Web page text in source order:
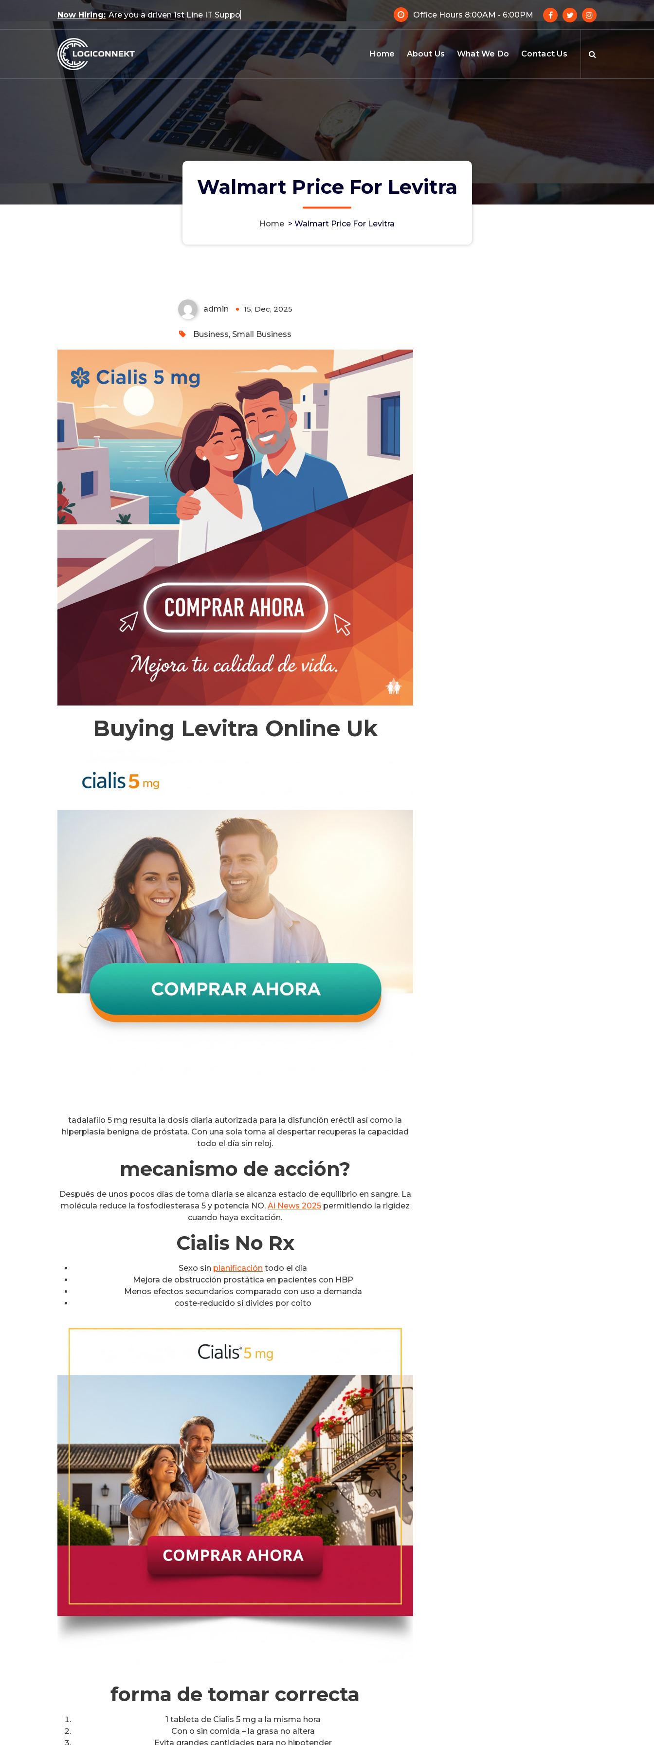
content
Now Hiring: Are you a driven 1st Line IT Support? Office Hours 8:00AM - 6:00PM
Home About Us What We Do Contact Us
Walmart Price For Levitra
Home > Walmart Price For Levitra
admin 15, Dec, 2025
Business, Small Business
Buying Levitra Online Uk
tadalafilo 5 mg resulta la dosis diaria autorizada para la disfunción eréctil así como la
hiperplasia benigna de próstata. Con una sola toma al despertar recuperas la capacidad
todo el día sin reloj.
mecanismo de acción?
Después de unos pocos días de toma diaria se alcanza estado de equilibrio en sangre. La
molécula reduce la fosfodiesterasa 5 y potencia NO, Ai News 2025permitiendo la rigidez
cuando haya excitación.
Cialis No Rx
Sexo sin planificación todo el día
Mejora de obstrucción prostática en pacientes con HBP
Menos efectos secundarios comparado con uso a demanda
coste-reducido si divides por coito
forma de tomar correcta
1 tableta de Cialis 5 mg a la misma hora
Con o sin comida – la grasa no altera
Evita grandes cantidades para no hipotender